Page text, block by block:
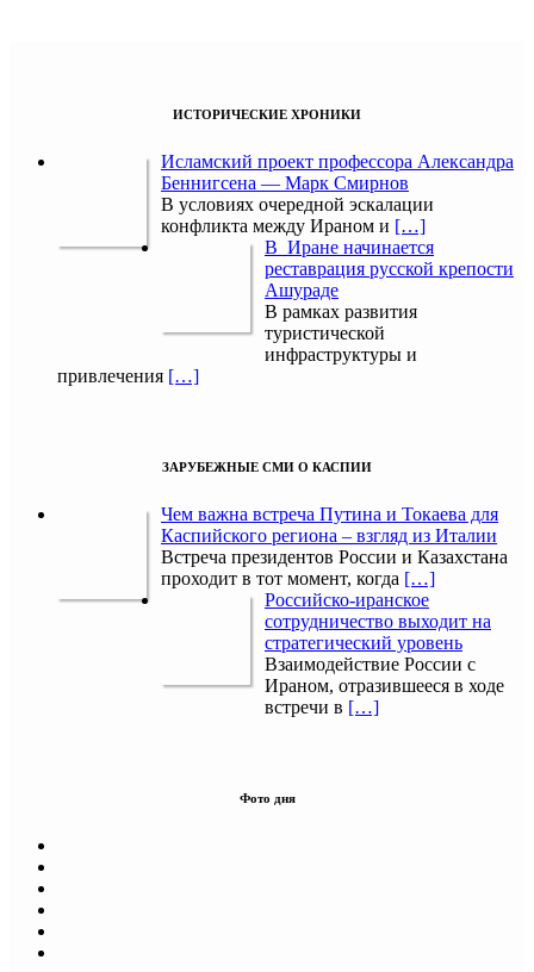
ИСТОРИЧЕСКИЕ ХРОНИКИ
Исламский проект профессора Александра
Беннигсена — Марк Смирнов
В условиях очередной эскалации
конфликта между Ираном и […]
В Иране начинается
реставрация русской крепости
Ашураде
В рамках развития
туристической
инфраструктуры и
привлечения […]
ЗАРУБЕЖНЫЕ СМИ О КАСПИИ
Чем важна встреча Путина и Токаева для
Каспийского региона – взгляд из Италии
Встреча президентов России и Казахстана
проходит в тот момент, когда […]
Российско-иранское
сотрудничество выходит на
стратегический уровень
Взаимодействие России с
Ираном, отразившееся в ходе
встречи в […]
Фото дня